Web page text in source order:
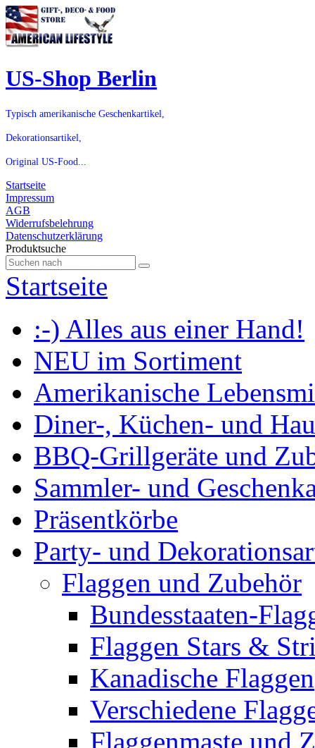
US-Shop Berlin
Typisch amerikanische Geschenkartikel,
Dekorationsartikel,
Original US-Food...
Startseite
Impressum
AGB
Widerrufsbelehrung
Datenschutzerklärung
Produktsuche
Startseite
:-) Alles aus einer Hand!
NEU im Sortiment
Amerikanische
Diner-, Küchen- und
BBQ-Grillgeräte und
Sammler- und
Präsentkörbe
Party- und
Flaggen und Zubehör
Bundesstaaten-
Flaggen Stars &
Kanadische Flaggen
Verschiedene
Flaggenmaste und